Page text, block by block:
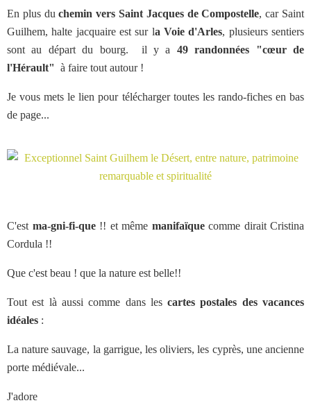
En plus duchemin vers Saint Jacques de Compostelle, car Saint
Guilhem, halte jacquaire est sur la Voie d'Arles, plusieurs sentiers
sont au départ du bourg. il y a 49 randonnées "cœur de
l'Hérault" à faire tout autour !
Je vous mets le lien pour télécharger toutes les rando-fiches en bas
de page...
C'est ma-gni-fi-que!! et même manifaïquecomme dirait Cristina
Cordula !!
Que c'est beau ! que la nature est belle!!
Tout est là aussi comme dans lescartes postales des vacances
idéales :
La nature sauvage, la garrigue, les oliviers, les cyprès, une ancienne
porte médiévale...
J'adore